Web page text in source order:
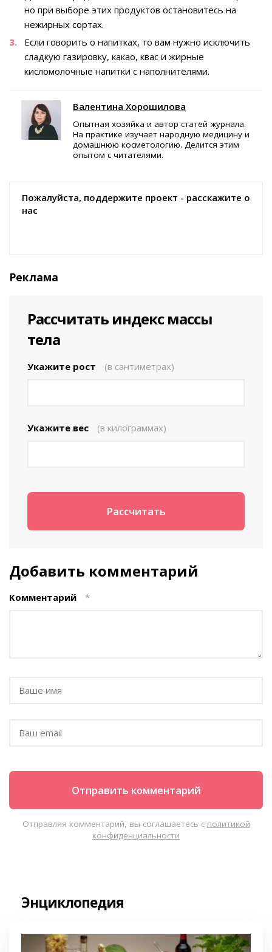
но при выборе этих продуктов остановитесь на
нежирных сортах.
Если говорить о напитках, то вам нужно исключить
сладкую газировку, какао, квас и жирные
кисломолочные напитки с наполнителями.
Валентина Хорошилова
Опытная хозяйка и автор статей журнала.
На практике изучает народную медицину и
домашнюю косметологию. Делится этим
опытом с читателями.
Пожалуйста, поддержите проект - расскажите о
нас
Реклама
Рассчитать индекс массы
тела
Укажите рост (в сантиметрах)
Укажите вес (в килограммах)
Добавить комментарий
Комментарий *
Отправляя комментарий, вы соглашаетесь с политикой
конфиденциальности
Энциклопедия